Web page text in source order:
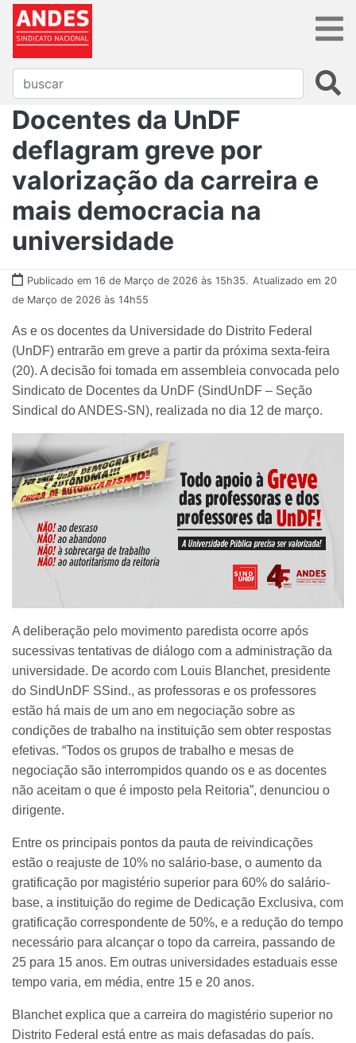
Docentes da UnDF
deflagram greve por
valorização da carreira e
mais democracia na
universidade
Publicado em 16 de Março de 2026 às 15h35. Atualizado em 20
de Março de 2026 às 14h55
As e os docentes da Universidade do Distrito Federal
(UnDF) entrarão em greve a partir da próxima sexta-feira
(20). A decisão foi tomada em assembleia convocada pelo
Sindicato de Docentes da UnDF (SindUnDF – Seção
Sindical do ANDES-SN), realizada no dia 12 de março.
A deliberação pelo movimento paredista ocorre após
sucessivas tentativas de diálogo com a administração da
universidade. De acordo com Louis Blanchet, presidente
do SindUnDF SSind., as professoras e os professores
estão há mais de um ano em negociação sobre as
condições de trabalho na instituição sem obter respostas
efetivas. “Todos os grupos de trabalho e mesas de
negociação são interrompidos quando os e as docentes
não aceitam o que é imposto pela Reitoria”, denunciou o
dirigente.
Entre os principais pontos da pauta de reivindicações
estão o reajuste de 10% no salário-base, o aumento da
gratificação por magistério superior para 60% do salário-
base, a instituição do regime de Dedicação Exclusiva, com
gratificação correspondente de 50%, e a redução do tempo
necessário para alcançar o topo da carreira, passando de
25 para 15 anos. Em outras universidades estaduais esse
tempo varia, em média, entre 15 e 20 anos.
Blanchet explica que a carreira do magistério superior no
Distrito Federal está entre as mais defasadas do país.